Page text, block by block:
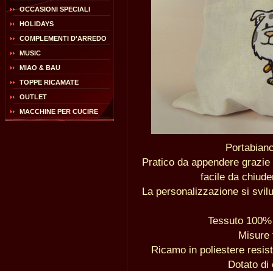
OCCASIONI SPECIALI
HOLIDAYS
COMPLEMENTI D'ARREDO
MUSIC
MIAO & BAU
TOPPE RICAMATE
OUTLET
MACCHINE PER CUCIRE
Pratico da appendere
facile da
La personalizzazione si
Tessuto
Misure
Ricamo in poliestere
Dotato di